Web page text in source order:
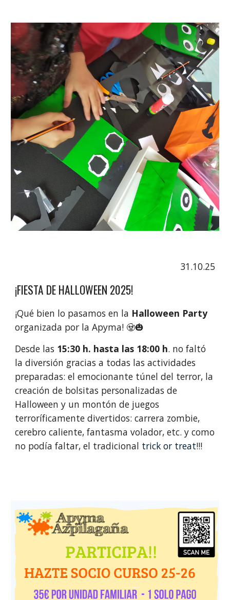
31.10.25
¡FIESTA DE HALLOWEEN 2025!
¡Qué bien lo pasamos en la Halloween Party
organizada por la Apyma! 🧟🎃
Desde las 15:30 h. hasta las 18:00 h. no faltó
la diversión gracias a todas las actividades
preparadas: el emocionante túnel del terror, la
creación de bolsitas personalizadas de
Halloween y un montón de juegos
terroríficamente divertidos: carrera zombie,
cerebro caliente, fantasma volador, etc. y como
no podía faltar, el tradicional trick or treat!!!